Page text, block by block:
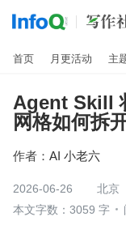
首页 月更活动 主
Agent Skill
网格如何拆
作者： AI 小老六
2026-06-26
北京
本文字数：3059 字